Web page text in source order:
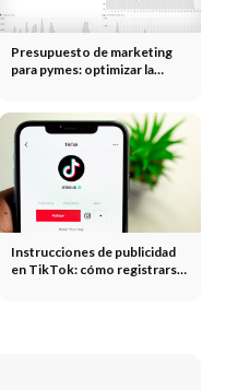
Presupuesto de marketing
para pymes: optimizar la
Instrucciones de publicidad
en TikTok: cómo registrarse,